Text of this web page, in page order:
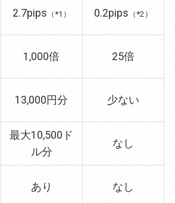
2.7pips （*1） 0.2pips （*2）
1,000倍 25倍
13,000円分 少ない
最大10,500ド
ル分
なし
あり なし